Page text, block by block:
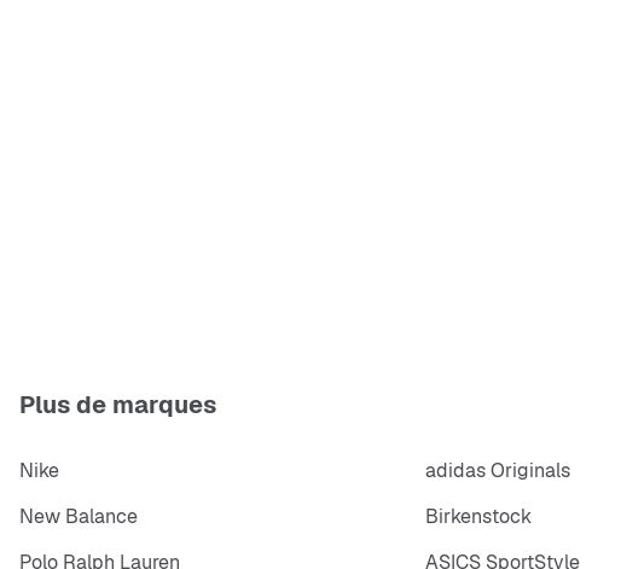
Plus de marques
Nike adidas Originals
New Balance
Birkenstock
Polo Ralph Lauren
ASICS SportStyle